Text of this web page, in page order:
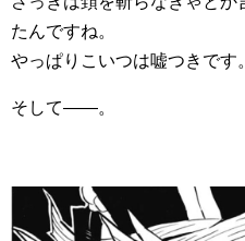
たんですね。
やっぱりこいつは嘘つきです。
そして――。